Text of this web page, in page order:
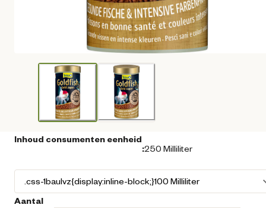
Inhoud consumenten eenheid
:250 Milliliter
Aantal